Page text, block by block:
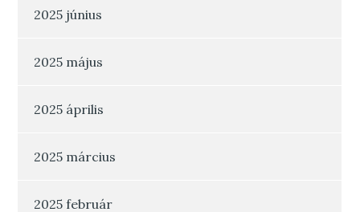
2025 június
2025 május
2025 április
2025 március
2025 február